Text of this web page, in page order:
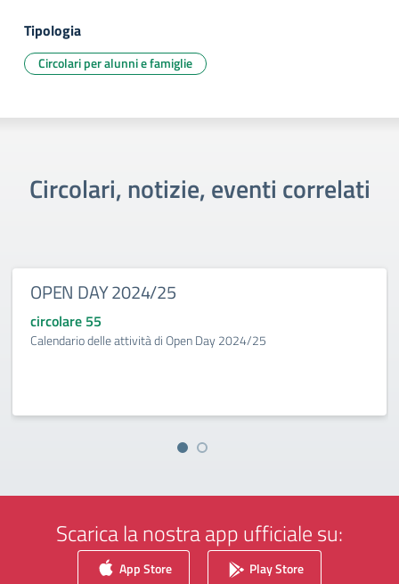
Tipologia
Circolari per alunni e famiglie
Circolari, notizie, eventi correlati
OPEN DAY 2024/25
circolare 55
Calendario delle attività di Open Day 2024/25
Scarica la nostra app ufficiale su:
App Store Play Store